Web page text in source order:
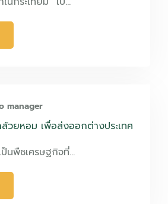
manager
วยหอม เพื่อส่งออกต่างประเทศ
นพืชเศรษฐกิจที่…